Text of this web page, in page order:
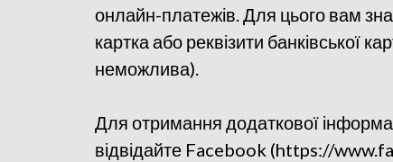
онлайн-платежів. Для цього вам
картка або реквізити банківської
неможлива).
Для отримання додаткової
відвідайте Facebook (https://